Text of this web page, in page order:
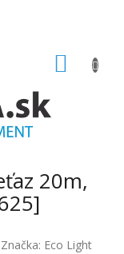
20m,
Značka: Eco Light